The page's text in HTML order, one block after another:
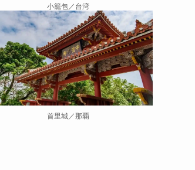
小籠包／台湾
首里城／那覇